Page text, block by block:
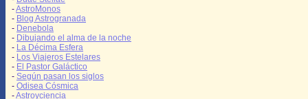
-AstroMonos
- Blog Astrogranada
- Denebola
- Dibujando el alma de la noche
- La Décima Esfera
- Los Viajeros Estelares
- El Pastor Galáctico
- Según pasan los siglos
- Odisea Cósmica
-Astroyciencia